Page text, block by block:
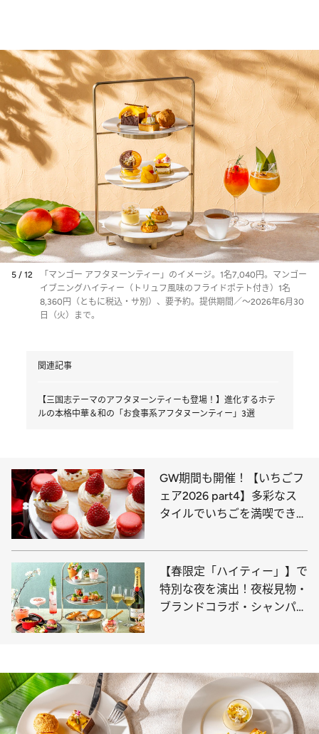
5 / 12
「マンゴー アフタヌーンティー」のイメージ。1名7,040円。マンゴー
イブニングハイティー（トリュフ風味のフライドポテト付き）1名
8,360円（ともに税込・サ別）、要予約。提供期間／～2026年6月30
日（火）まで。
関連記事
【三国志テーマのアフタヌーンティーも登場！】進化するホテ
ルの本格中華＆和の「お食事系アフタヌーンティー」3選
GW期間も開催！【いちごフ
ェア2026 part4】多彩なス
タイルでいちごを満喫できる
ェ」東京都内ホテル3選
【春限定「ハイティー」】で
特別な夜を演出！夜桜見物・
ブランドコラボ・シャンパン